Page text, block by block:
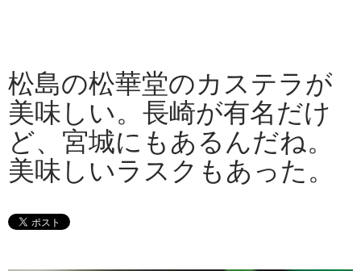
松島の松華堂のカステラが
美味しい。長崎が有名だけ
ど、宮城にもあるんだね。
美味しいラスクもあった。